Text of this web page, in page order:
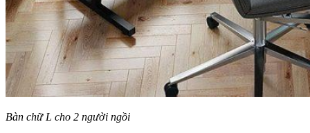
Bàn chữ L cho 2 người ngồi